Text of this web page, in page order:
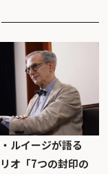
ルイージが語る
リオ「7つの封印の